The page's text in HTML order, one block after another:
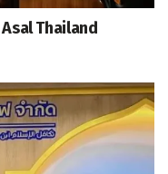
Thailand